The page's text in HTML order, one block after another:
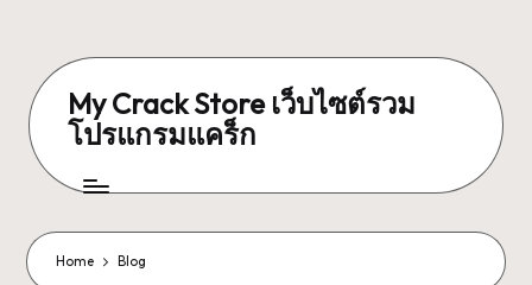
My Crack Store เว็บไซต์รวม
โปรแกรมแคร็ก
Home Blog